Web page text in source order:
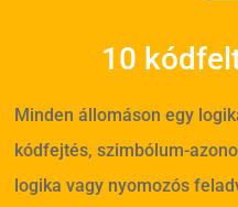
10
Minden állomáson egy
kódfejtés, szimbólum-
logika vagy nyomozós